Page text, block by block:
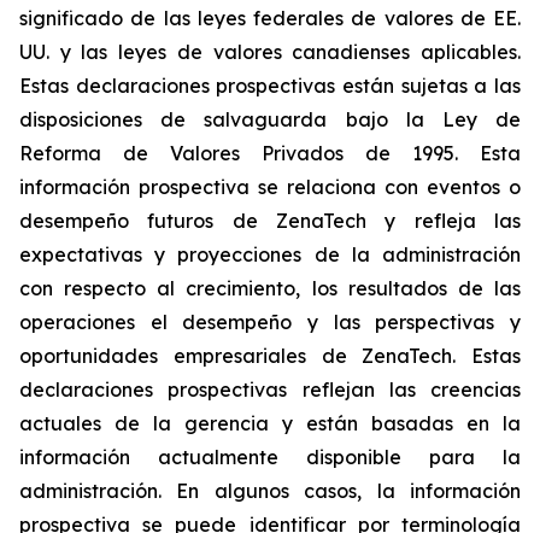
significado de las leyes federales de valores de EE.
UU. y las leyes de valores canadienses aplicables.
Estas declaraciones prospectivas están sujetas a las
disposiciones de salvaguarda bajo la Ley de
Reforma de Valores Privados de 1995. Esta
información prospectiva se relaciona con eventos o
desempeño futuros de ZenaTech y refleja las
expectativas y proyecciones de la administración
con respecto al crecimiento, los resultados de las
operaciones el desempeño y las perspectivas y
oportunidades empresariales de ZenaTech. Estas
declaraciones prospectivas reflejan las creencias
actuales de la gerencia y están basadas en la
información actualmente disponible para la
administración. En algunos casos, la información
prospectiva se puede identificar por terminología